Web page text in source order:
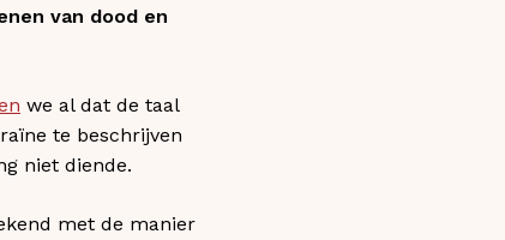
van dood en
we al dat de taal
te beschrijven
niet diende.
met de manier